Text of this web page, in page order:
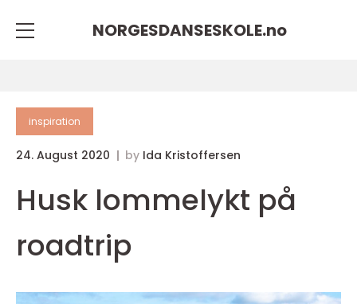
NORGESDANSESKOLE.no
inspiration
24. August 2020 by Ida Kristoffersen
Husk lommelykt på
roadtrip